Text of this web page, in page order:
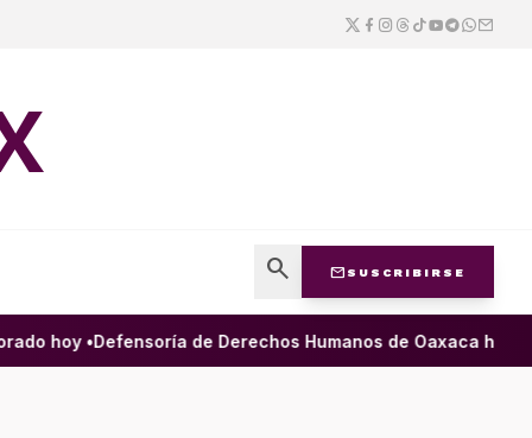
search mail SUSCRIBIRSE
hoy •Defensoría de Derechos Humanos de Oaxaca ha